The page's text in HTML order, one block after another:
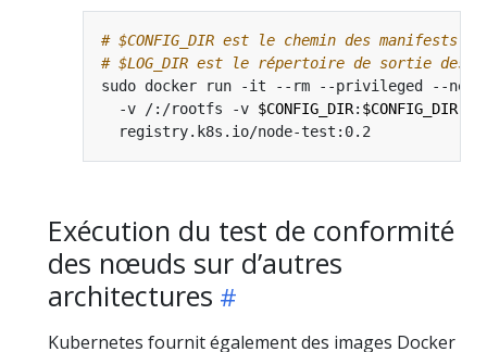
# $CONFIG_DIR est le chemin des manifests
# $LOG_DIR est le répertoire de sortie des
sudo docker run -it --rm --privileged --net
  -v /:/rootfs -v
$CONFIG_DIR: $CONFIG_DIR
Exécution du test de conformité
des nœuds sur d’autres
architectures
Kubernetes fournit également des images Docker